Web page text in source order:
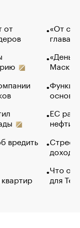
от
вредить
«От
глава
Маск в
основ
ЕС
нефти
Что
для